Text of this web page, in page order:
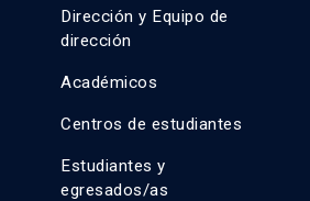
Dirección y Equipo de
dirección
Académicos
Centros de estudiantes
Estudiantes y
egresados/as